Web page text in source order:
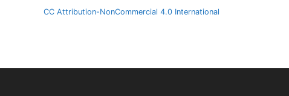
CC Attribution-NonCommercial 4.0 International